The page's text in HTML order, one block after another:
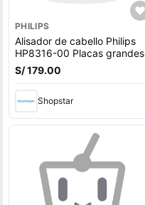
PHILIPS
Alisador de cabello Philips
HP8316-00 Placas grandes
S/ 179.00
Shopstar